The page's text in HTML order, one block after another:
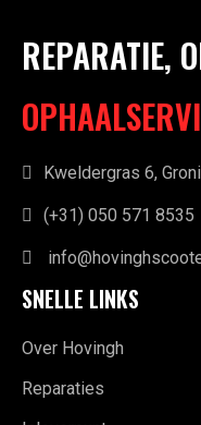
REPARATIE,
Kweldergras 6,
(+31) 050 571 8535
SNELLE LINKS
Over Hovingh
Reparaties